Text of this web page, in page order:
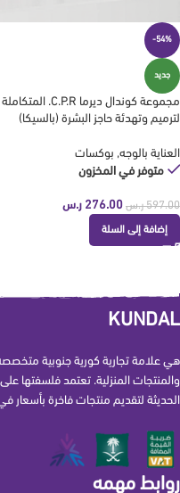
-54%
جديد
مجموعة كوندال ديرما C.P.R. المتكاملة
لترميم وتهدئة حاجز البشرة (بالسيكا)
العناية بالوجه, بوكسات
متوفر في المخزون
597.00 ر.س 276.00 ر.س
إضافة إلى السلة
KUNDAL
هي علامة تجارية كورية جنوبية
والمنتجات المنزلية. تعتمد فلسفتها
الحديثة لتقديم منتجات فاخرة بأسعار
روابط مهمه